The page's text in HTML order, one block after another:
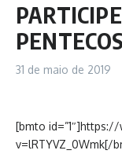
31 de maio de 2019
[bmto
v=lRTYVZ_0Wmk[/